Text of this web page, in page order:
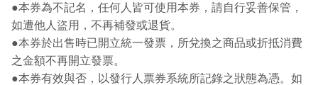
●本券為不記名，任何人皆可使用本券，請自行妥善保管，
如遭他人盜用，不再補發或退貨。
●本券於出售時已開立統一發票，所兌換之商品或折抵消費
之金額不再開立發票。
●本券有效與否，以發行人票券系統所記錄之狀態為憑。如